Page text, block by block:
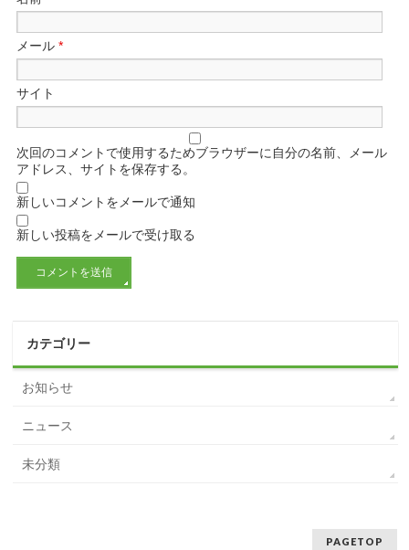
メール*
サイト
次回のコメントで使用するためブラウザーに自分の名前、メール
アドレス、サイトを保存する。
新しいコメントをメールで通知
新しい投稿をメールで受け取る
カテゴリー
お知らせ
ニュース
未分類
PAGETOP